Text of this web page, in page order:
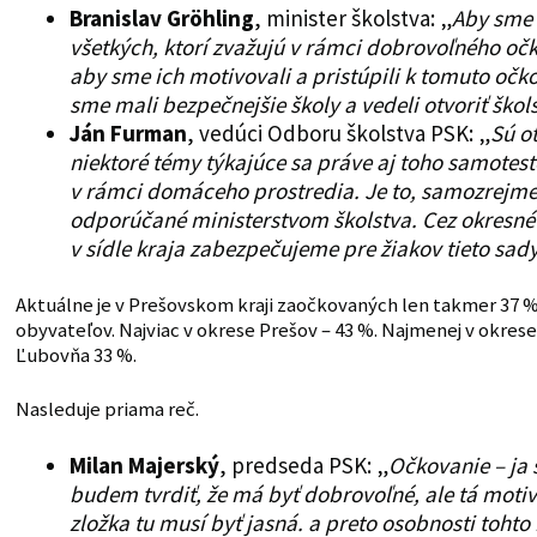
Branislav Gröhling, minister školstva: „Aby sme
všetkých, ktorí zvažujú v rámci dobrovoľného
aby sme ich motivovali a pristúpili k tomuto
sme mali bezpečnejšie školy a vedeli otvoriť
Ján Furman, vedúci Odboru školstva PSK: „Sú
niektoré témy týkajúce sa práve aj toho
v rámci domáceho prostredia. Je to,
odporúčané ministerstvom školstva. Cez
v sídle kraja zabezpečujeme pre žiakov tieto
Aktuálne je v Prešovskom kraji zaočkovaných len takmer 37
obyvateľov. Najviac v okrese Prešov – 43 %. Najmenej v
Ľubovňa 33 %.
Nasleduje priama reč.
Milan Majerský, predseda PSK: „Očkovanie – ja
budem tvrdiť, že má byť dobrovoľné, ale tá
zložka tu musí byť jasná. a preto osobnosti